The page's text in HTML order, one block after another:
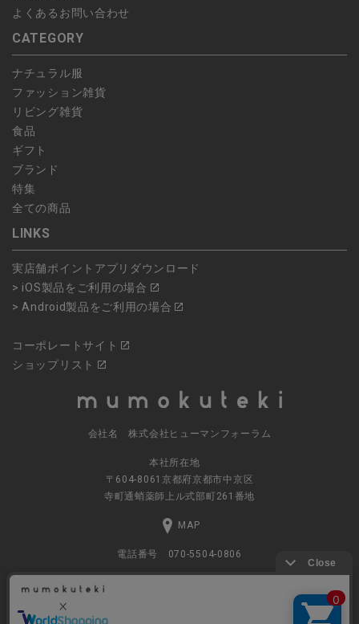
よくあるお問い合わせ
CATEGORY
ナチュラル服
ファッション雑貨
リビング雑貨
食品
ギフト
ブランド
特集
全ての商品
LINKS
実店舗ポイントアプリダウンロード
> iOS製品をご利用の場合
> Android製品をご利用の場合
コーポレートサイト
ショップリスト
会社名 株式会社ヒューマンフォーラム
本社所在地
〒604-8061京都府京都市中京区
寺町通蛸薬師上ル式部町261番地
MAP
電話番号 070-5504-0806
営業時間 11:00～17:30（土日休業）